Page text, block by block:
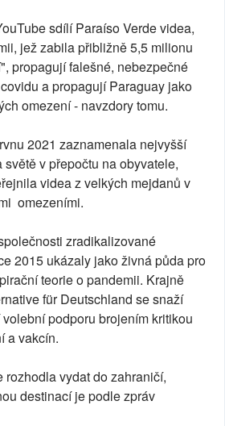
sdílí Paraíso Verde videa,
jež zabila přibližně 5,5 milionu
propagují falešné, nebezpečné
a propagují Paraguay jako
omezení - navzdory tomu.
2021 zaznamenala nejvyšší
v přepočtu na obyvatele,
videa z velkých mejdanů v
omezeními.
zradikalizované
2015 ukázaly jako živná půda pro
teorie o pandemii. Krajně
für Deutschland se snaží
podporu brojením kritikou
a vakcín.
rozhodla vydat do zahraničí,
destinací je podle zpráv